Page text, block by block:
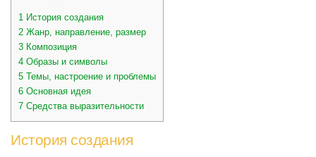
1
История создания
2 Жанр, направление, размер
3 Композиция
4 Образы и символы
5 Темы, настроение и проблемы
6 Основная идея
7 Средства выразительности
История создания